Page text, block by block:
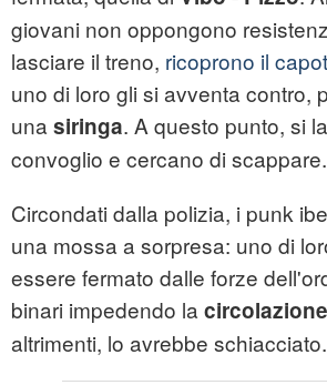
giovani non oppongono
lasciare il treno, ricoprono il
uno di loro gli si avventa contro,
una siringa. A questo punto, si
convoglio e cercano di scappare.
Circondati dalla polizia, i punk
una mossa a sorpresa: uno di
essere fermato dalle forze
binari impedendo la
altrimenti, lo avrebbe schiacciato.